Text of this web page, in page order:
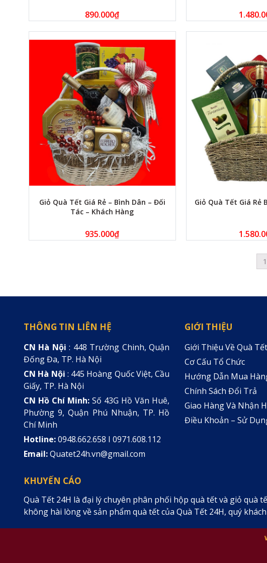
890.000₫
Giỏ Quà Tết Giá Rẻ – Bình Dân – Đối
Tác – Khách Hàng
935.000₫
Giỏ Quà Tết Giá Rẻ
1
THÔNG TIN LIÊN HỆ
CN Hà Nội: 448 Trường Chinh, Quận
Đống Đa, TP. Hà Nội
CN Hà Nội : 445 Hoàng Quốc Việt, Cầu
Giấy, TP. Hà Nội
CN Hồ Chí Minh: Số 43G Hồ Văn Huê,
Phường 9, Quận Phú Nhuận, TP. Hồ
Chí Minh
Hotline:0948.662.658 I 0971.608.112
Email:Quatet24h.vn@gmail.com
GIỚI THIỆU
Giới Thiệu Về Quà
Cơ Cấu Tổ Chức
Hướng Dẫn Mua
Chính Sách Đổi Trả
Giao Hàng Và Nhận
Điều Khoản – Sử
KHUYẾN CÁO
Quà Tết 24H là đại lý chuyên phân phối hộp quà tết và giỏ quà
không hài lòng về sản phẩm quà tết của Quà Tết 24H, quý